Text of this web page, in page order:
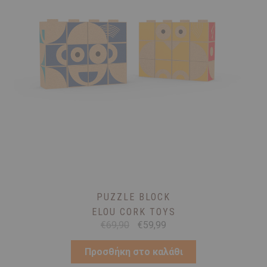
PUZZLE BLOCK
ELOU CORK TOYS
€69,90
Original
was:
€69,90.
€59,99Η
τιμή
είναι:
Προσθήκη στο καλάθι